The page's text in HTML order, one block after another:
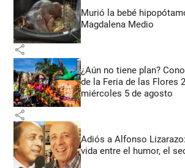
Murió la bebé
Magdalena Medio
share
¿Aún no tiene plan?
de la Feria de las Flores
miércoles 5 de agosto
share
Adiós a Alfonso
vida entre el humor, el